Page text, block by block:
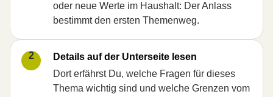
oder neue Werte im Haushalt: Der Anlass
bestimmt den ersten Themenweg.
2
Details auf der Unterseite lesen
Dort erfährst Du, welche Fragen für dieses
Thema wichtig sind und welche Grenzen vom